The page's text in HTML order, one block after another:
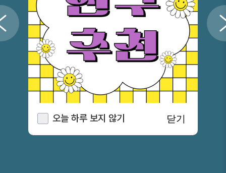
오늘 하루 보지 않기 닫기